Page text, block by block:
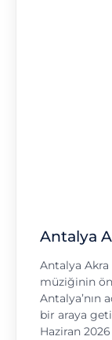
Antalya
Antalya Akra
müziğinin
Antalya’nın
bir araya
Haziran